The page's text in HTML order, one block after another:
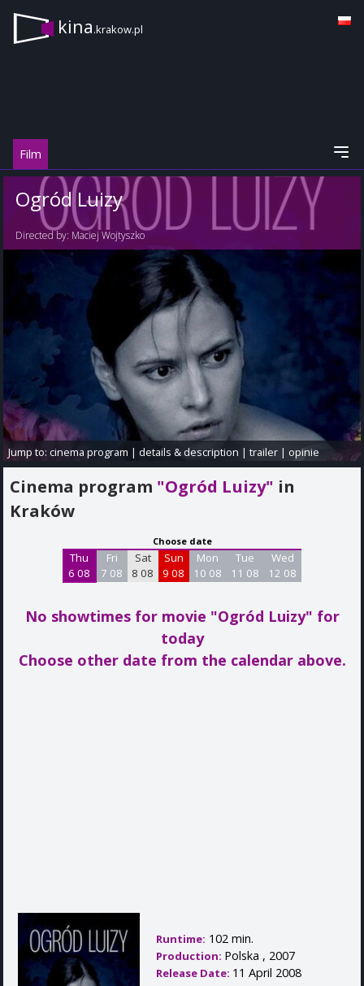
kina.krakow.pl
Film
Ogród Luizy
Directed by: Maciej Wojtyszko
Jump to:cinema program |details & description |trailer |opinie
Cinema program "Ogród Luizy" in
Kraków
Choose date
Thu
6 08
Fri
7 08
Sat
8 08
Sun
9 08
Mon
10 08
Tue
11 08
Wed
12 08
No showtimes for movie "Ogród Luizy" for
today
Choose other date from the calendar above.
Runtime: 102 min.
Production: Polska , 2007
Release Date: 11 April 2008